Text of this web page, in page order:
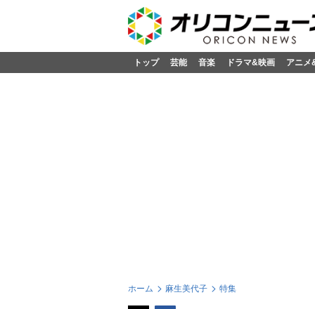
トップ 芸能 音楽 ドラマ&映画 アニメ
ホーム 麻生美代子 特集